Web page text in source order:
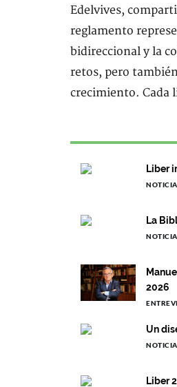
Edelvives,
reglamento
bidireccional y la
retos, pero
crecimiento. Cada
Liber
NOTICIA
La
NOTICIA
2026
Un
NOTICIA
Liber